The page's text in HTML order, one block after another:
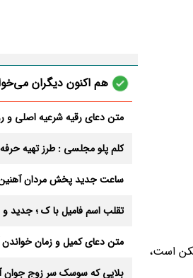
است،
هم اکنون دیگران
متن دعای رقیه شرعیه اصلی
کلم پلو مجلسی : طرز تهیه
تقلب اسم فامیل با ک ؛ جدید و
متن دعای کمیل و زمان
بلایی که سوسک سر زوج جوان